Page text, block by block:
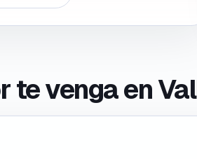
te venga en